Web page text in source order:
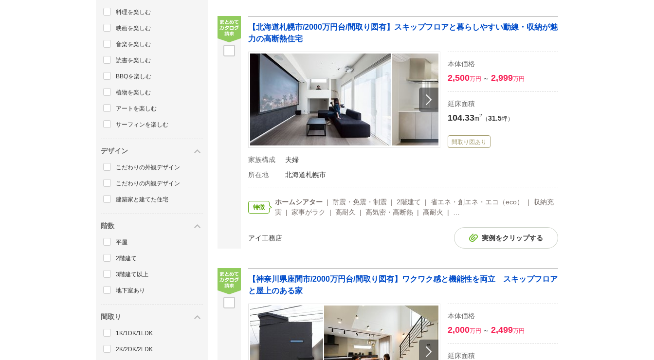
料理を楽しむ
映画を楽しむ
音楽を楽しむ
読書を楽しむ
BBQを楽しむ
植物を楽しむ
アートを楽しむ
サーフィンを楽しむ
デザイン
こだわりの外観デザイン
こだわりの内観デザイン
建築家と建てた住宅
階数
平屋
2階建て
3階建て以上
地下室あり
間取り
1K/1DK/1LDK
2K/2DK/2LDK
【北海道札幌市/2000万円台/間取り図有】スキップフロアと暮らしやすい動線・収納が魅
力の高断熱住宅
本体価格
2,500万円 ～ 2,999万円
延床面積
104.33m2 （31.5坪）
間取り図あり
家族構成
夫婦
所在地
北海道札幌市
特徴
ホームシアター| 耐震・免震・制震 | 2階建て | 省エネ・創エネ・エコ（eco） | 収納充
実 | 家事がラク | 高耐久 | 高気密・高断熱 | 高耐火 | …
アイ工務店 実例をクリップする
【神奈川県座間市/2000万円台/間取り図有】ワクワク感と機能性を両立 スキップフロア
と屋上のある家
本体価格
2,000万円 ～ 2,499万円
延床面積